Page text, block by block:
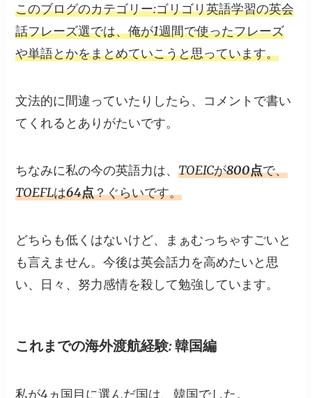
このブログのカテゴリー:ゴリゴリ英語学習の英会
話フレーズ選では、俺が1週間で使ったフレーズ
や単語とかをまとめていこうと思っています。
文法的に間違っていたりしたら、コメントで書い
てくれるとありがたいです。
ちなみに私の今の英語力は、TOEICが800点で、
TOEFLは64点？ぐらいです。
どちらも低くはないけど、まぁむっちゃすごいと
も言えません。今後は英会話力を高めたいと思
い、日々、努力感情を殺して勉強しています。
これまでの海外渡航経験: 韓国編
私が4ヵ国目に選んだ国は、韓国でした。